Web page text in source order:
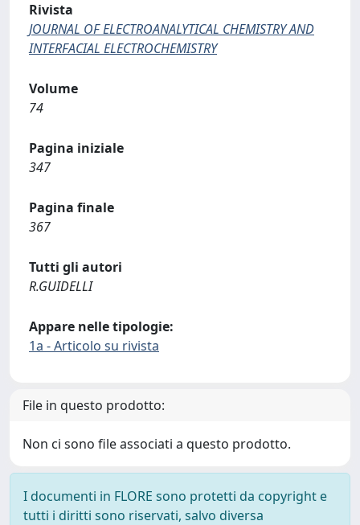
Rivista
JOURNAL OF ELECTROANALYTICAL CHEMISTRY AND
INTERFACIAL ELECTROCHEMISTRY
Volume
74
Pagina iniziale
347
Pagina finale
367
Tutti gli autori
R.GUIDELLI
Appare nelle tipologie:
1a - Articolo su rivista
File in questo prodotto:
Non ci sono file associati a questo prodotto.
I documenti in FLORE sono protetti da copyright e
tutti i diritti sono riservati, salvo diversa